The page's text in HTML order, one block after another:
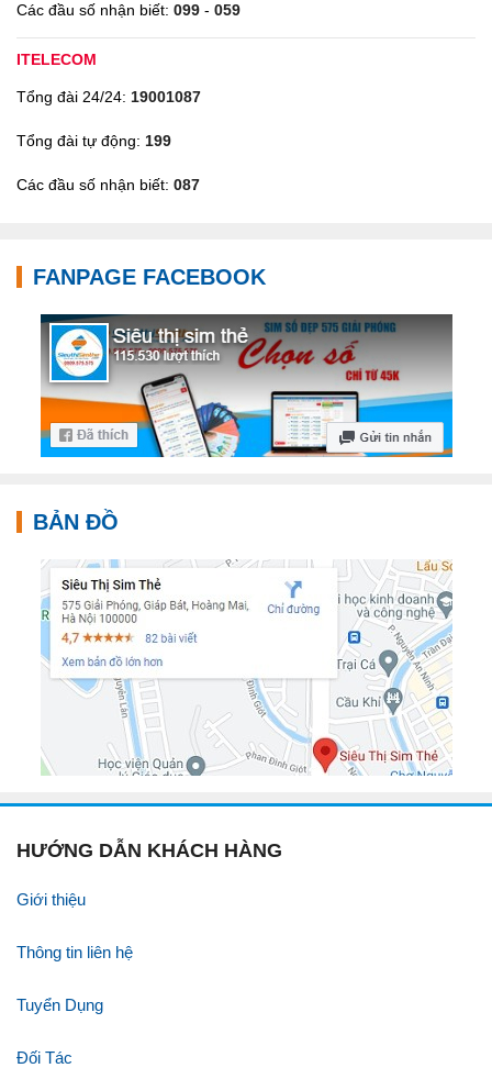
Hình ảnh Siêu Thị Sim Thẻ tại 575 Giải Phóng, Hoàng Mai,
Video chỉ đường đến Hình ảnh Siêu Thị Sim Thẻ tại 575 Giải
Các đầu số nhận biết: 099 - 059
ITELECOM
Tổng đài 24/24: 19001087
Tổng đài tự động: 199
Các đầu số nhận biết: 087
FANPAGE FACEBOOK
BẢN ĐỒ
HƯỚNG DẪN KHÁCH HÀNG
Giới thiệu
Thông tin liên hệ
Tuyển Dụng
Đối Tác